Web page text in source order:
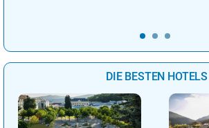
DIE BESTEN HOTELS